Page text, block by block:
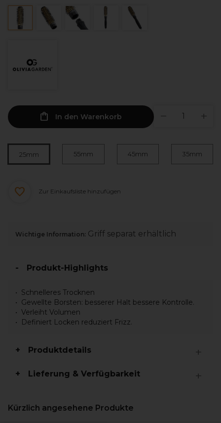
In den Warenkorb
25mm 55mm 45mm 35mm
Zur Einkaufsliste hinzufügen
Wichtige Information: Griff separat erhältlich
Produkt-Highlights
Schnelleres Trocknen
Gewellte Borsten: besserer Halt bessere Kontrolle.
Verleiht Volumen
Definiert Locken reduziert Frizz.
Produktdetails
Lieferung & Verfügbarkeit
Kürzlich angesehene Produkte